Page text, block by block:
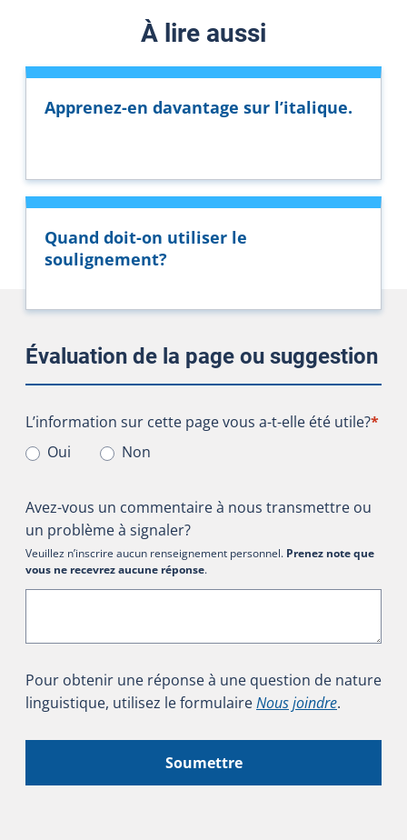
À lire aussi
Apprenez-en davantage sur l’italique.
Quand doit-on utiliser le
soulignement?
Évaluation de la page ou suggestion
L’information sur cette page vous a-t-elle été utile?
L’information sur cette page vous a-t-elle été utile?*
Oui
Non
Avez-vous un commentaire à nous transmettre ou
un problème à signaler?
Veuillez n’inscrire aucun renseignement personnel. Prenez note que
vous ne recevrez aucune réponse.
Pour obtenir une réponse à une question de nature
linguistique, utilisez le formulaireNous joindre.
Soumettre